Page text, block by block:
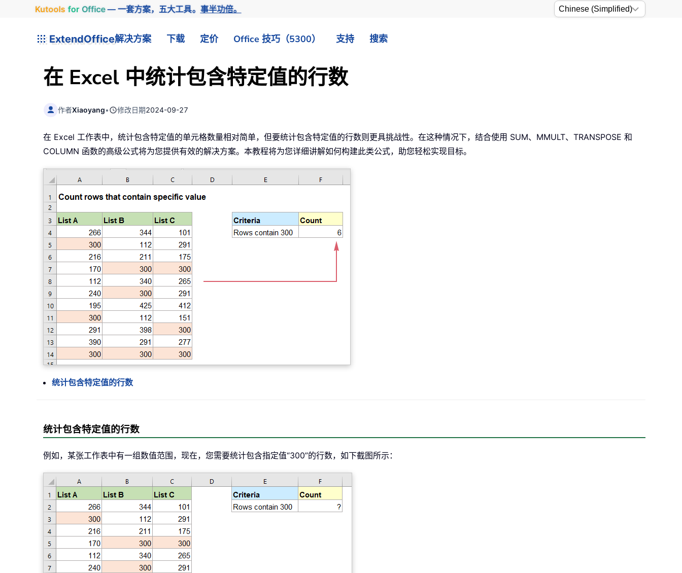
Kutools for Office— 一套方案，五大工具。事半功倍。
ExtendOffice解决方案 下载 定价 Office 技巧（5300） 支持 搜索
在 Excel 中统计包含特定值的行数
作者Xiaoyang• 修改日期2024-09-27
在 Excel 工作表中，统计包含特定值的单元格数量相对简单，但要统计包含特定值的行数则更具挑战性。在这种情况下，结合使用 SUM、MMULT、TRANSPOSE 和
COLUMN 函数的高级公式将为您提供有效的解决方案。本教程将为您详细讲解如何构建此类公式，助您轻松实现目标。
统计包含特定值的行数
统计包含特定值的行数
例如，某张工作表中有一组数值范围，现在，您需要统计包含指定值“300”的行数，如下截图所示：